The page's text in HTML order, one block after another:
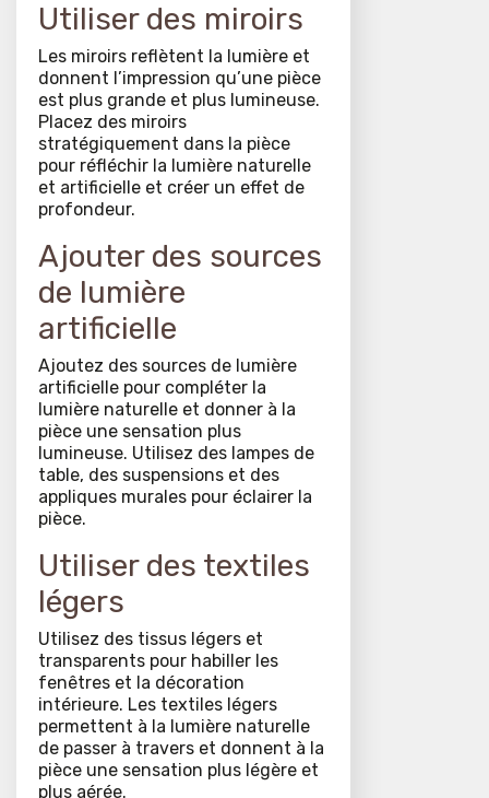
Utiliser des miroirs
Les miroirs reflètent la lumière et
donnent l’impression qu’une pièce
est plus grande et plus lumineuse.
Placez des miroirs
stratégiquement dans la pièce
pour réfléchir la lumière naturelle
et artificielle et créer un effet de
profondeur.
Ajouter des sources
de lumière
artificielle
Ajoutez des sources de lumière
artificielle pour compléter la
lumière naturelle et donner à la
pièce une sensation plus
lumineuse. Utilisez des lampes de
table, des suspensions et des
appliques murales pour éclairer la
pièce.
Utiliser des textiles
légers
Utilisez des tissus légers et
transparents pour habiller les
fenêtres et la décoration
intérieure. Les textiles légers
permettent à la lumière naturelle
de passer à travers et donnent à la
pièce une sensation plus légère et
plus aérée.